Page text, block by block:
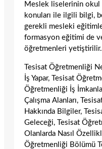
Meslek liselerinin okul
konuları ile ilgili bilgi,
gerekli mesleki
formasyon eğitimi de
öğretmenleri yetiştirilir.
Tesisat Öğretmenliği
İş Yapar, Tesisat
Öğretmenliği İş
Çalışma Alanları,
Hakkında Bilgiler,
Geleceği, Tesisat
Olanlarda Nasıl
Öğretmenliği Bölümü